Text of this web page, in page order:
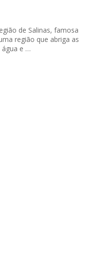
de Salinas, famosa
região que abriga as
água e …